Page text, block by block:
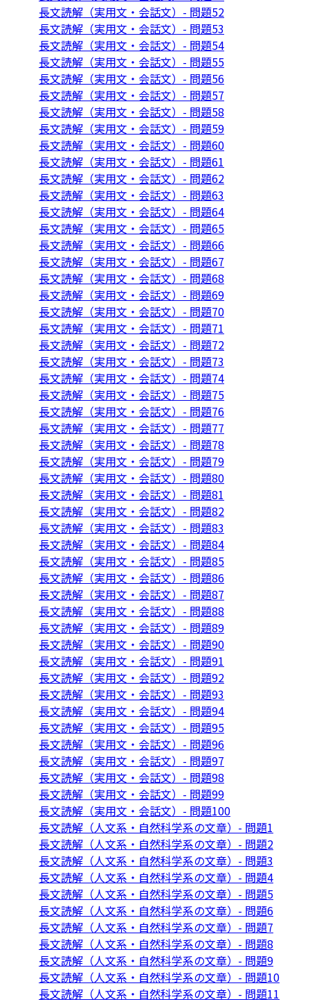
長文読解（実用文・会話文）- 問題52
長文読解（実用文・会話文）- 問題53
長文読解（実用文・会話文）- 問題54
長文読解（実用文・会話文）- 問題55
長文読解（実用文・会話文）- 問題56
長文読解（実用文・会話文）- 問題57
長文読解（実用文・会話文）- 問題58
長文読解（実用文・会話文）- 問題59
長文読解（実用文・会話文）- 問題60
長文読解（実用文・会話文）- 問題61
長文読解（実用文・会話文）- 問題62
長文読解（実用文・会話文）- 問題63
長文読解（実用文・会話文）- 問題64
長文読解（実用文・会話文）- 問題65
長文読解（実用文・会話文）- 問題66
長文読解（実用文・会話文）- 問題67
長文読解（実用文・会話文）- 問題68
長文読解（実用文・会話文）- 問題69
長文読解（実用文・会話文）- 問題70
長文読解（実用文・会話文）- 問題71
長文読解（実用文・会話文）- 問題72
長文読解（実用文・会話文）- 問題73
長文読解（実用文・会話文）- 問題74
長文読解（実用文・会話文）- 問題75
長文読解（実用文・会話文）- 問題76
長文読解（実用文・会話文）- 問題77
長文読解（実用文・会話文）- 問題78
長文読解（実用文・会話文）- 問題79
長文読解（実用文・会話文）- 問題80
長文読解（実用文・会話文）- 問題81
長文読解（実用文・会話文）- 問題82
長文読解（実用文・会話文）- 問題83
長文読解（実用文・会話文）- 問題84
長文読解（実用文・会話文）- 問題85
長文読解（実用文・会話文）- 問題86
長文読解（実用文・会話文）- 問題87
長文読解（実用文・会話文）- 問題88
長文読解（実用文・会話文）- 問題89
長文読解（実用文・会話文）- 問題90
長文読解（実用文・会話文）- 問題91
長文読解（実用文・会話文）- 問題92
長文読解（実用文・会話文）- 問題93
長文読解（実用文・会話文）- 問題94
長文読解（実用文・会話文）- 問題95
長文読解（実用文・会話文）- 問題96
長文読解（実用文・会話文）- 問題97
長文読解（実用文・会話文）- 問題98
長文読解（実用文・会話文）- 問題99
長文読解（実用文・会話文）- 問題100
長文読解（人文系・自然科学系の文章）- 問題1
長文読解（人文系・自然科学系の文章）- 問題2
長文読解（人文系・自然科学系の文章）- 問題3
長文読解（人文系・自然科学系の文章）- 問題4
長文読解（人文系・自然科学系の文章）- 問題5
長文読解（人文系・自然科学系の文章）- 問題6
長文読解（人文系・自然科学系の文章）- 問題7
長文読解（人文系・自然科学系の文章）- 問題8
長文読解（人文系・自然科学系の文章）- 問題9
長文読解（人文系・自然科学系の文章）- 問題10
長文読解（人文系・自然科学系の文章）- 問題11